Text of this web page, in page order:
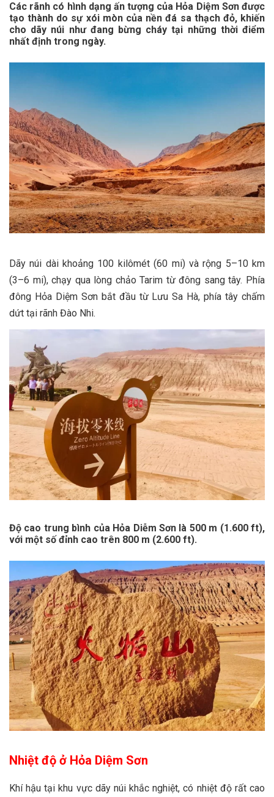
Các rãnh có hình dạng ấn tượng của Hỏa Diệm Sơn được
tạo thành do sự xói mòn của nền đá sa thạch đỏ, khiến
cho dãy núi như đang bừng cháy tại những thời điểm
nhất định trong ngày.
Dãy núi dài khoảng 100 kilômét (60 mi) và rộng 5–10 km
(3–6 mi), chạy qua lòng chảo Tarim từ đông sang tây. Phía
đông Hỏa Diệm Sơn bắt đầu từ Lưu Sa Hà, phía tây chấm
dứt tại rãnh Đào Nhi.
Độ cao trung bình của Hỏa Diễm Sơn là 500 m (1.600 ft),
với một số đỉnh cao trên 800 m (2.600 ft).
Nhiệt độ ở Hỏa Diệm Sơn
Khí hậu tại khu vực dãy núi khắc nghiệt, có nhiệt độ rất cao